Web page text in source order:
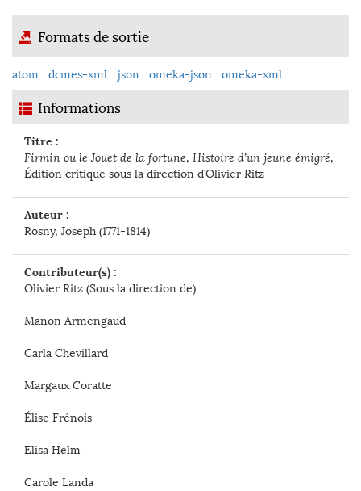
Formats de sortie
atom dcmes-xml json omeka-json omeka-xml
Informations
Titre :
Firmin ou le Jouet de la fortune, Histoire d’un jeune émigré,
Édition critique sous la direction d’Olivier Ritz
Auteur :
Rosny, Joseph (1771-1814)
Contributeur(s) :
Olivier Ritz (Sous la direction de)
Manon Armengaud
Carla Chevillard
Margaux Coratte
Élise Frénois
Elisa Helm
Carole Landa